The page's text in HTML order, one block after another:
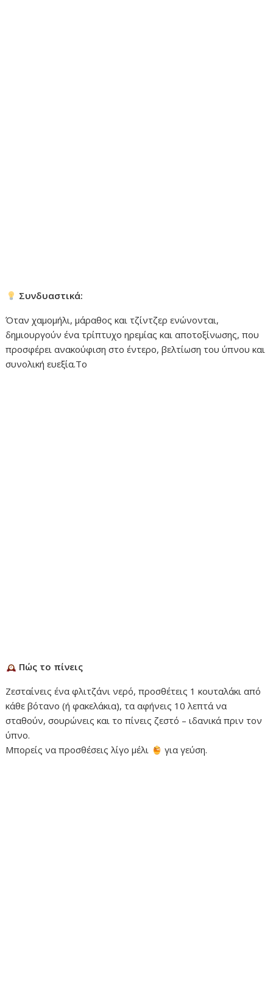
Συνδυαστικά:
Όταν χαμομήλι, μάραθος και τζίντζερ ενώνονται,
δημιουργούν ένα τρίπτυχο ηρεμίας και αποτοξίνωσης, που
προσφέρει ανακούφιση στο έντερο, βελτίωση του ύπνου και
συνολική ευεξία.Το
Πώς το πίνεις
Ζεσταίνεις ένα φλιτζάνι νερό, προσθέτεις 1 κουταλάκι από
κάθε βότανο (ή φακελάκια), τα αφήνεις 10 λεπτά να
σταθούν, σουρώνεις και το πίνεις ζεστό – ιδανικά πριν τον
ύπνο.
Μπορείς να προσθέσεις λίγο μέλι
για γεύση.